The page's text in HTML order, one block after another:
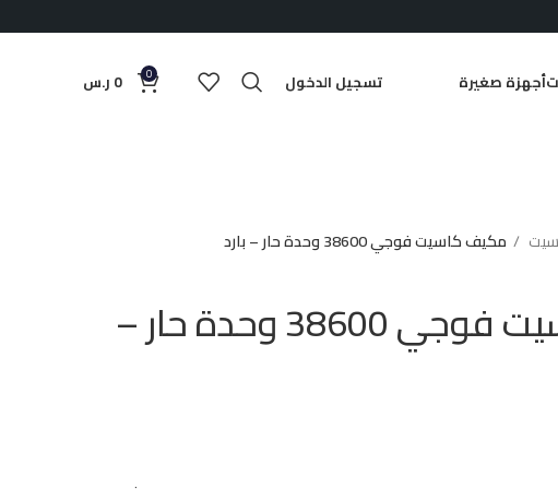
أجهزة صغيرة تسجيل الدخول 0
0 ر.س
مكيف كاسيت فوجي 38600 وحدة حار – بارد
مكيف كاسيت فوجي 38600 وحدة حار –